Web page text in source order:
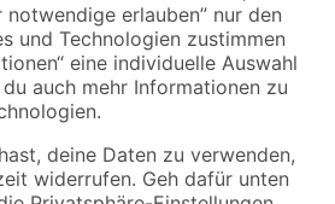
MwSt.. Die dargestellten Angebote sind unter